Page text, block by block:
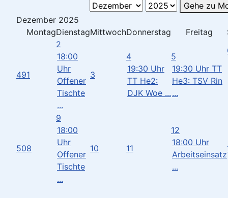
Gehe zu
Dezember 2025
MontagDienstagMittwochDonnerstag Freitag
491
2
18:00
Uhr
Offener
Tischte
...
3
4
19:30 Uhr
TT He2:
DJK Woe ...
5
19:30 Uhr TT
He3: TSV Rin
...
508
9
18:00
Uhr
Offener
Tischte
...
10 11
12
18:00 Uhr
Arbeitseinsatz
...